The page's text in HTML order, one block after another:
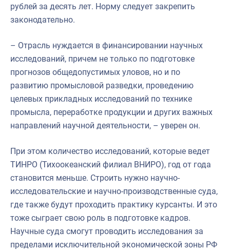
рублей за десять лет. Норму следует закрепить
законодательно.
– Отрасль нуждается в финансировании научных
исследований, причем не только по подготовке
прогнозов общедопустимых уловов, но и по
развитию промысловой разведки, проведению
целевых прикладных исследований по технике
промысла, переработке продукции и других важных
направлений научной деятельности, – уверен он.
При этом количество исследований, которые ведет
ТИНРО (Тихоокеанский филиал ВНИРО), год от года
становится меньше. Строить нужно научно-
исследовательские и научно-производственные суда,
где также будут проходить практику курсанты. И это
тоже сыграет свою роль в подготовке кадров.
Научные суда смогут проводить исследования за
пределами исключительной экономической зоны РФ